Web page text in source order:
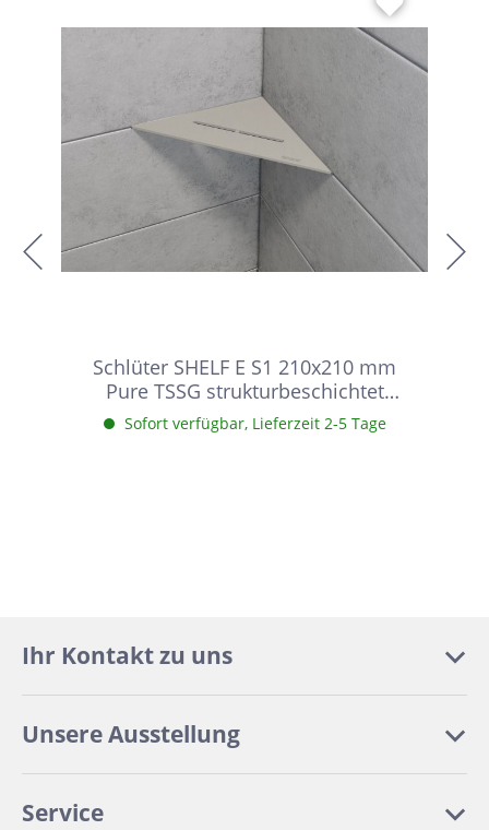
Schlüter SHELF E S1 210x210 mm
Pure TSSG strukturbeschichtet
Steingrau Duschablage
Sofort verfügbar, Lieferzeit 2-5 Tage
Ihr Kontakt zu uns
Unsere Ausstellung
Service